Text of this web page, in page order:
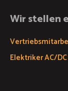
Wir stellen
Elektriker AC/